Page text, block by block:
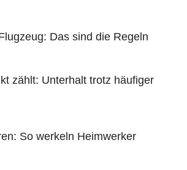
Das sind die Regeln
zählt: Unterhalt trotz häufiger
So werkeln Heimwerker